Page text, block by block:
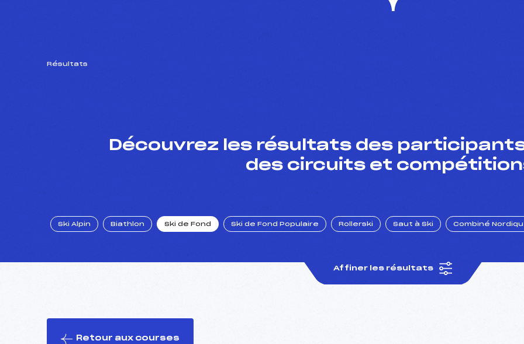
Résultats
Découvrez les résultats des participants
des circuits et
Ski Alpin Biathlon Ski de Fond Ski de Fond Populaire Rollerski Saut à Ski Combiné
Affiner les résultats
Retour aux courses